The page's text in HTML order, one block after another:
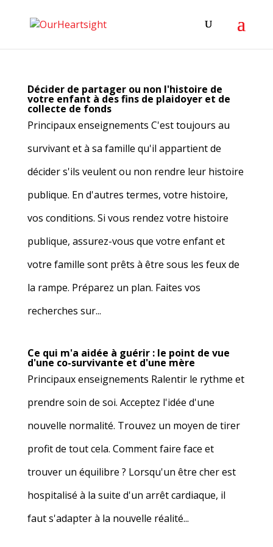
Décider de partager ou non l'histoire de
votre enfant à des fins de plaidoyer et de
collecte de fonds
Principaux enseignements C'est toujours au
survivant et à sa famille qu'il appartient de
décider s'ils veulent ou non rendre leur histoire
publique. En d'autres termes, votre histoire,
vos conditions. Si vous rendez votre histoire
publique, assurez-vous que votre enfant et
votre famille sont prêts à être sous les feux de
la rampe. Préparez un plan. Faites vos
recherches sur...
Ce qui m'a aidée à guérir : le point de vue
d'une co-survivante et d'une mère
Principaux enseignements Ralentir le rythme et
prendre soin de soi. Acceptez l'idée d'une
nouvelle normalité. Trouvez un moyen de tirer
profit de tout cela. Comment faire face et
trouver un équilibre ? Lorsqu'un être cher est
hospitalisé à la suite d'un arrêt cardiaque, il
faut s'adapter à la nouvelle réalité...